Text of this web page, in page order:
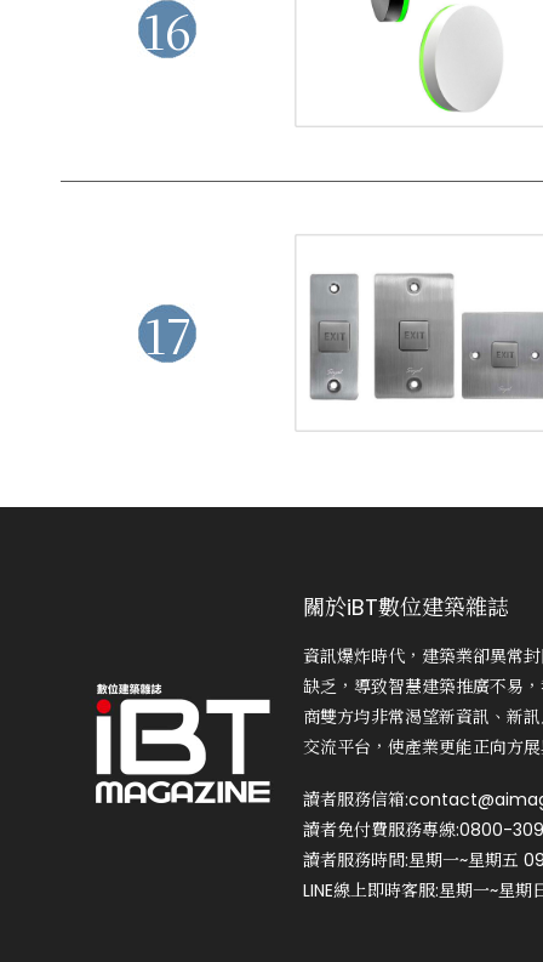
16
17
關於iBT數位建築雜誌
資訊爆炸時代，建築業卻異常
缺乏，導致智慧建築推廣不易
商雙方均非常渴望新資訊、新
交流平台，使產業更能正向方
讀者服務信箱
讀者免付費服務專線:0800-
讀者服務時間:星期一~星期五
LINE線上即時客服:星期一~星